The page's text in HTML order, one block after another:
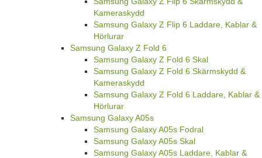
Kameraskydd
Samsung Galaxy Z Flip 6 Laddare, Kablar &
Hörlurar
Samsung Galaxy Z Fold 6
Samsung Galaxy Z Fold 6 Skal
Samsung Galaxy Z Fold 6 Skärmskydd &
Kameraskydd
Samsung Galaxy Z Fold 6 Laddare, Kablar &
Hörlurar
Samsung Galaxy A05s
Samsung Galaxy A05s Fodral
Samsung Galaxy A05s Skal
Samsung Galaxy A05s Laddare, Kablar &